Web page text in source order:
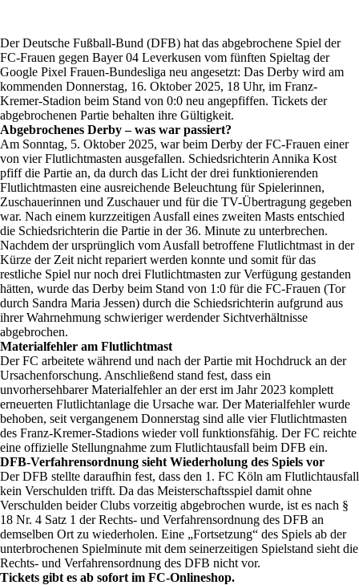
Der Deutsche Fußball-Bund (DFB) hat das abgebrochene Spiel der
FC-Frauen gegen Bayer 04 Leverkusen vom fünften Spieltag der
Google Pixel Frauen-Bundesliga neu angesetzt: Das Derby wird am
kommenden Donnerstag, 16. Oktober 2025, 18 Uhr, im Franz-
Kremer-Stadion beim Stand von 0:0 neu angepfiffen. Tickets der
abgebrochenen Partie behalten ihre Gültigkeit.
Abgebrochenes Derby – was war passiert?
Am Sonntag, 5. Oktober 2025, war beim Derby der FC-Frauen einer
von vier Flutlichtmasten ausgefallen. Schiedsrichterin Annika Kost
pfiff die Partie an, da durch das Licht der drei funktionierenden
Flutlichtmasten eine ausreichende Beleuchtung für Spielerinnen,
Zuschauerinnen und Zuschauer und für die TV-Übertragung gegeben
war. Nach einem kurzzeitigen Ausfall eines zweiten Masts entschied
die Schiedsrichterin die Partie in der 36. Minute zu unterbrechen.
Nachdem der ursprünglich vom Ausfall betroffene Flutlichtmast in der
Kürze der Zeit nicht repariert werden konnte und somit für das
restliche Spiel nur noch drei Flutlichtmasten zur Verfügung gestanden
hätten, wurde das Derby beim Stand von 1:0 für die FC-Frauen (Tor
durch Sandra Maria Jessen) durch die Schiedsrichterin aufgrund aus
ihrer Wahrnehmung schwieriger werdender Sichtverhältnisse
abgebrochen.
Materialfehler am Flutlichtmast
Der FC arbeitete während und nach der Partie mit Hochdruck an der
Ursachenforschung. Anschließend stand fest, dass ein
unvorhersehbarer Materialfehler an der erst im Jahr 2023 komplett
erneuerten Flutlichtanlage die Ursache war. Der Materialfehler wurde
behoben, seit vergangenem Donnerstag sind alle vier Flutlichtmasten
des Franz-Kremer-Stadions wieder voll funktionsfähig. Der FC reichte
eine offizielle Stellungnahme zum Flutlichtausfall beim DFB ein.
DFB-Verfahrensordnung sieht Wiederholung des Spiels vor
Der DFB stellte daraufhin fest, dass den 1. FC Köln am Flutlichtausfall
kein Verschulden trifft. Da das Meisterschaftsspiel damit ohne
Verschulden beider Clubs vorzeitig abgebrochen wurde, ist es nach §
18 Nr. 4 Satz 1 der Rechts- und Verfahrensordnung des DFB an
demselben Ort zu wiederholen. Eine „Fortsetzung“ des Spiels ab der
unterbrochenen Spielminute mit dem seinerzeitigen Spielstand sieht die
Rechts- und Verfahrensordnung des DFB nicht vor.
Tickets gibt es ab sofort im FC-Onlineshop.